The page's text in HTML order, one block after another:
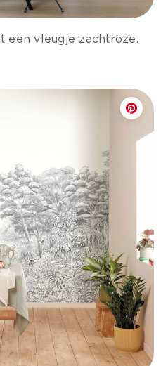
een vleugje zachtroze.